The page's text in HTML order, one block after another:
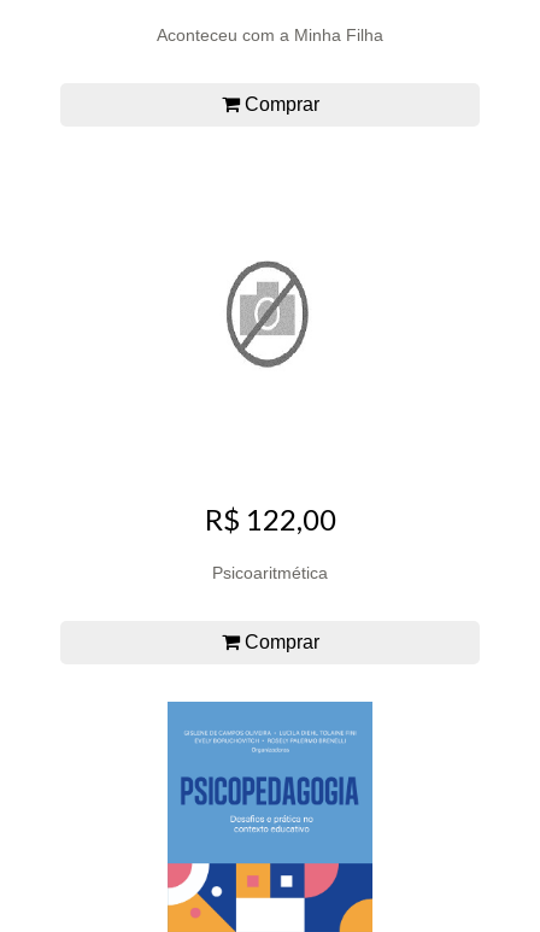
Aconteceu com a Minha Filha
Comprar
R$ 122,00
Psicoaritmética
Comprar